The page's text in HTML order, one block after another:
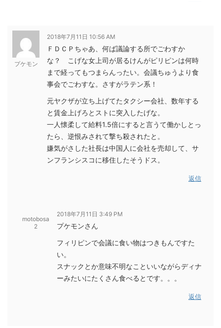
プケモン
2018年7月11日 10:56 AM
ＦＤＣＰちゃあ、何ば議論する所でごわすか
な？ こげな女上司が居るけんがピリピンは何時
まで経ってもつまらんったい。会議ちゅうより食
事会でごわすな。さすがラテン系！
元ヤクザが立ち上げてたタクシー会社、数年する
と賃金上げろとストに突入したげな。
一人懐柔して給料1.5倍にすると言うて働かしとっ
たら、逆恨みされて撃ち殺されたと。
嫌気がさした社長は中国人に会社を売却して、サ
ンフランシスコに移住したそうドス。
返信
motobosa
2
2018年7月11日 3:49 PM
プケモンさん
フィリピンで会議に食い物はつきもんですた
い。
スナックとか意味不明なこといいながらディナ
ーみたいにたくさん食べるとです。。。
返信